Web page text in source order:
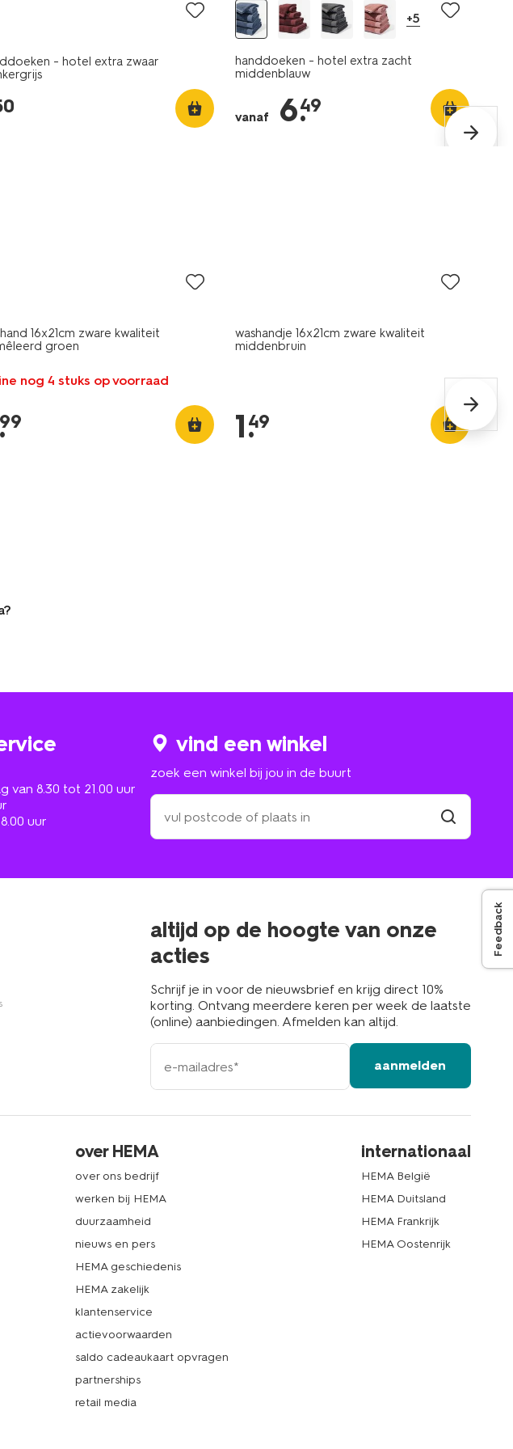
- hotel extra zwaar
+5
handdoeken - hotel extra zacht
middenblauw
vanaf 6.
49
16x21cm zware kwaliteit
groen
nog 4 stuks op voorraad
.
99
washandje 16x21cm zware kwaliteit
middenbruin
1.
49
van 8.30 tot 21.00 uur
uur
vind een winkel
zoek een winkel bij jou in de buurt
zoek
een
winkel
in
altijd op de hoogte van onze
acties
Schrijf je in voor de nieuwsbrief en krijg direct 10%
korting. Ontvang meerdere keren per week de laatste
(online) aanbiedingen. Afmelden kan altijd.
e-
mailadres
aanmelden
over HEMA
over ons bedrijf
werken bij HEMA
duurzaamheid
nieuws en pers
HEMA geschiedenis
HEMA zakelijk
klantenservice
actievoorwaarden
saldo cadeaukaart opvragen
partnerships
retail media
internationaal
HEMA België
HEMA Duitsland
HEMA Frankrijk
HEMA Oostenrijk
Feedback